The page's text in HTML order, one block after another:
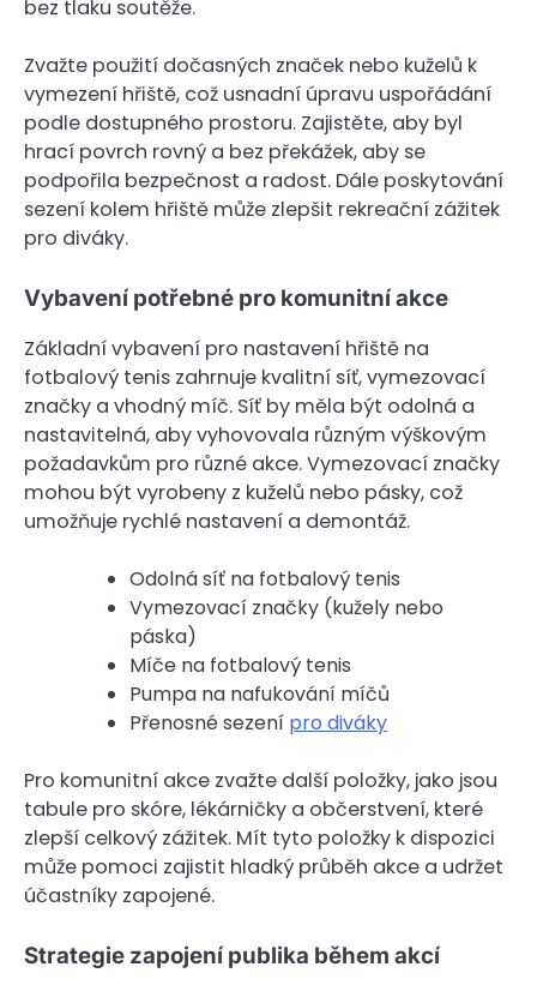
bez tlaku soutěže.
Zvažte použití dočasných značek nebo kuželů k
vymezení hřiště, což usnadní úpravu uspořádání
podle dostupného prostoru. Zajistěte, aby byl
hrací povrch rovný a bez překážek, aby se
podpořila bezpečnost a radost. Dále poskytování
sezení kolem hřiště může zlepšit rekreační zážitek
pro diváky.
Vybavení potřebné pro komunitní akce
Základní vybavení pro nastavení hřiště na
fotbalový tenis zahrnuje kvalitní síť, vymezovací
značky a vhodný míč. Síť by měla být odolná a
nastavitelná, aby vyhovovala různým výškovým
požadavkům pro různé akce. Vymezovací značky
mohou být vyrobeny z kuželů nebo pásky, což
umožňuje rychlé nastavení a demontáž.
Odolná síť na fotbalový tenis
Vymezovací značky (kužely nebo
páska)
Míče na fotbalový tenis
Pumpa na nafukování míčů
Přenosné sezení pro diváky
Pro komunitní akce zvažte další položky, jako jsou
tabule pro skóre, lékárničky a občerstvení, které
zlepší celkový zážitek. Mít tyto položky k dispozici
může pomoci zajistit hladký průběh akce a udržet
účastníky zapojené.
Strategie zapojení publika během akcí